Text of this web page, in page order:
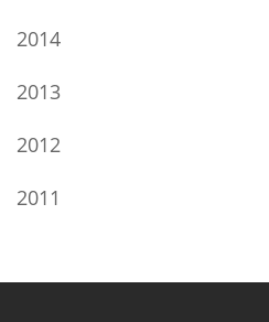
2014
2013
2012
2011